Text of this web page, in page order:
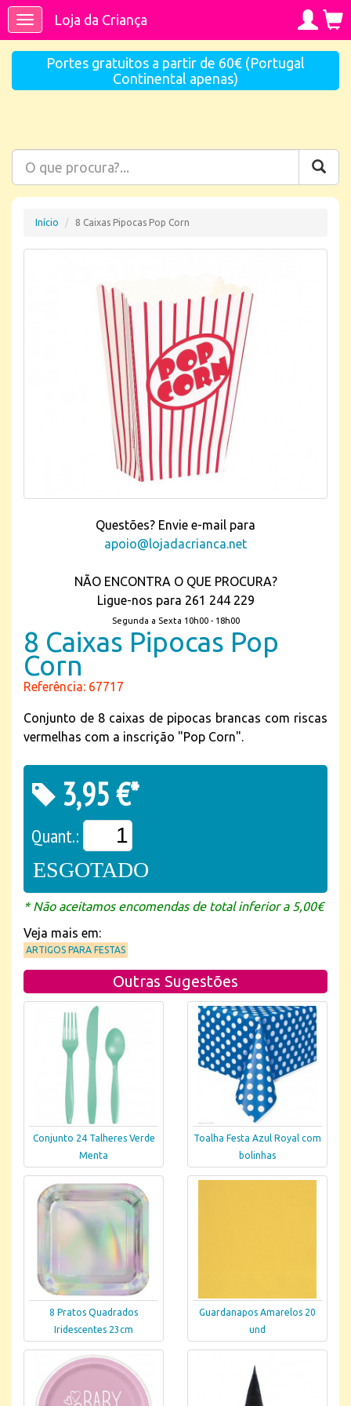
ToggleLoja da Criança
Portes gratuitos a partir de 60€ (Portugal
Continental apenas)
Início 8 Caixas Pipocas Pop Corn
Questões? Envie e-mail para
apoio@lojadacrianca.net
NÃO ENCONTRA O QUE PROCURA?
Ligue-nos para 261 244 229
Segunda a Sexta 10h00 - 18h00
8 Caixas Pipocas Pop
Corn
Referência: 67717
Conjunto de 8 caixas de pipocas brancas com riscas
vermelhas com a inscrição "Pop Corn".
3,95 €*
Quant.:
ESGOTADO
* Não aceitamos encomendas de total inferior a 5,00€
Veja mais em:
ARTIGOS PARA FESTAS
Outras Sugestões
Conjunto 24 Talheres Verde
Menta
Toalha Festa Azul Royal com
bolinhas
8 Pratos Quadrados
Iridescentes 23cm
Guardanapos Amarelos 20
und